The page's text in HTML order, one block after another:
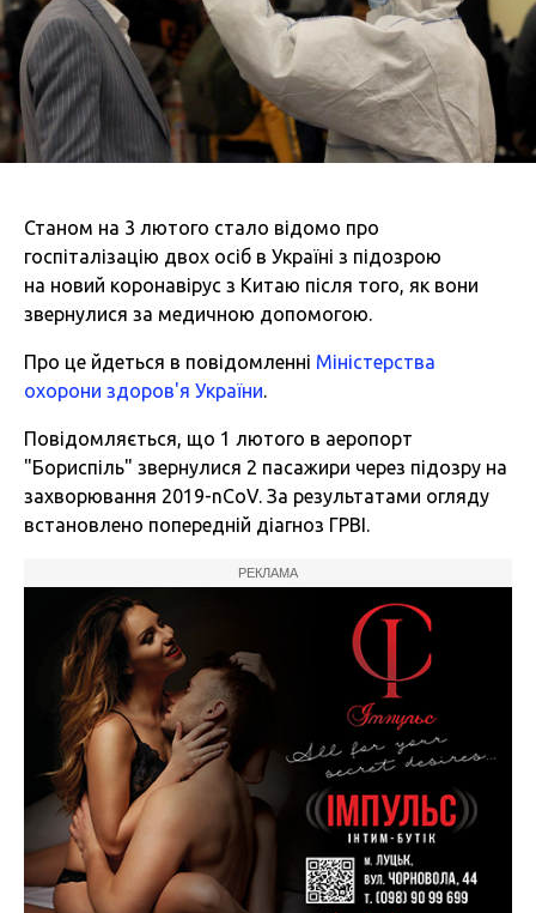
Станом на 3 лютого стало відомо про
госпіталізацію двох осіб в Україні з підозрою
на новий коронавірус з Китаю після того, як вони
звернулися за медичною допомогою.
Про це йдеться в повідомленні Міністерства
охорони здоров'я України.
Повідомляється, що 1 лютого в аеропорт
"Бориспіль" звернулися 2 пасажири через підозру на
захворювання 2019-nCoV. За результатами огляду
встановлено попередній діагноз ГРВІ.
РЕКЛАМА